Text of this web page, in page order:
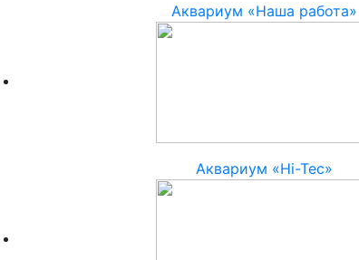
Аквариум «Наша работа»
Аквариум «Hi-Tec»